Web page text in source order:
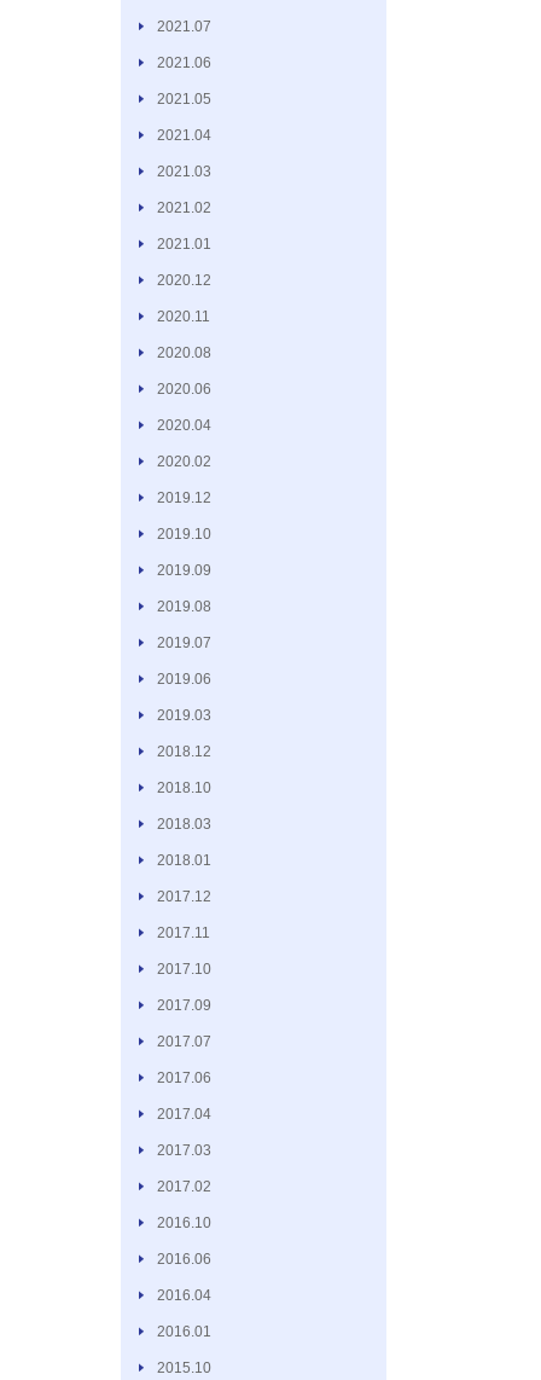
2021.07
2021.06
2021.05
2021.04
2021.03
2021.02
2021.01
2020.12
2020.11
2020.08
2020.06
2020.04
2020.02
2019.12
2019.10
2019.09
2019.08
2019.07
2019.06
2019.03
2018.12
2018.10
2018.03
2018.01
2017.12
2017.11
2017.10
2017.09
2017.07
2017.06
2017.04
2017.03
2017.02
2016.10
2016.06
2016.04
2016.01
2015.10